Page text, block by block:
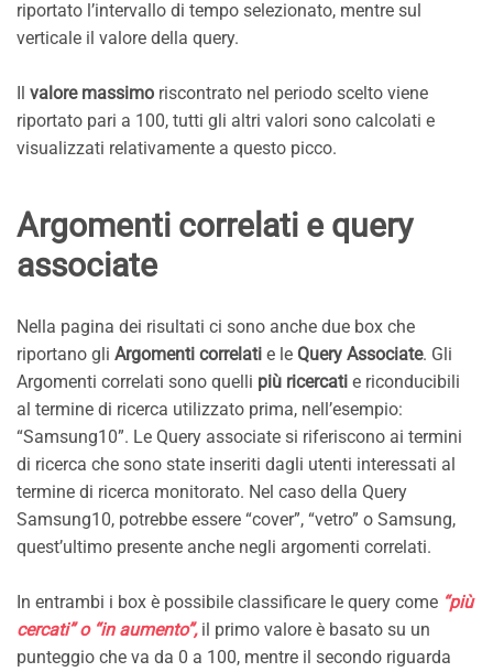
riportato l’intervallo di tempo selezionato, mentre sul
verticale il valore della query.
Il valore massimo riscontrato nel periodo scelto viene
riportato pari a 100, tutti gli altri valori sono calcolati e
visualizzati relativamente a questo picco.
Argomenti correlati e query
associate
Nella pagina dei risultati ci sono anche due box che
riportano gli Argomenti correlati e le Query Associate. Gli
Argomenti correlati sono quelli più ricercati e riconducibili
al termine di ricerca utilizzato prima, nell’esempio:
“Samsung10”. Le Query associate si riferiscono ai termini
di ricerca che sono state inseriti dagli utenti interessati al
termine di ricerca monitorato. Nel caso della Query
Samsung10, potrebbe essere “cover”, “vetro” o Samsung,
quest’ultimo presente anche negli argomenti correlati.
In entrambi i box è possibile classificare le query come “più
cercati” o “in aumento”,il primo valore è basato su un
punteggio che va da 0 a 100, mentre il secondo riguarda